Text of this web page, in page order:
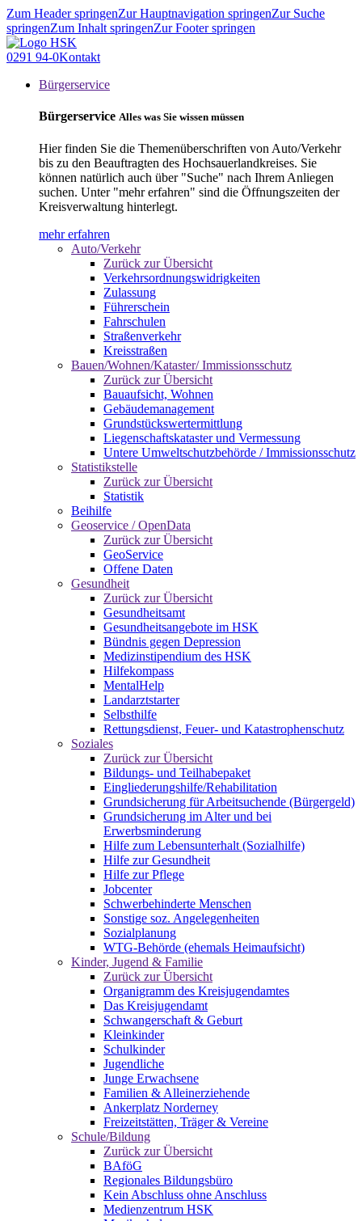
Zum Header springenZur Hauptnavigation springenZur Suche
springenZum Inhalt springenZur Footer springen
0291 94-0Kontakt
Bürgerservice
Bürgerservice Alles was Sie wissen müssen
Hier finden Sie die Themenüberschriften von Auto/Verkehr
bis zu den Beauftragten des Hochsauerlandkreises. Sie
können natürlich auch über "Suche" nach Ihrem Anliegen
suchen. Unter "mehr erfahren" sind die Öffnungszeiten der
Kreisverwaltung hinterlegt.
mehr erfahren
Auto/Verkehr
Zurück zur Übersicht
Verkehrsordnungswidrigkeiten
Zulassung
Führerschein
Fahrschulen
Straßenverkehr
Kreisstraßen
Bauen/Wohnen/Kataster/ Immissionsschutz
Zurück zur Übersicht
Bauaufsicht, Wohnen
Gebäudemanagement
Grundstückswertermittlung
Liegenschaftskataster und Vermessung
Untere Umweltschutzbehörde / Immissionsschutz
Statistikstelle
Zurück zur Übersicht
Statistik
Beihilfe
Geoservice / OpenData
Zurück zur Übersicht
GeoService
Offene Daten
Gesundheit
Zurück zur Übersicht
Gesundheitsamt
Gesundheitsangebote im HSK
Bündnis gegen Depression
Medizinstipendium des HSK
Hilfekompass
MentalHelp
Landarztstarter
Selbsthilfe
Rettungsdienst, Feuer- und Katastrophenschutz
Soziales
Zurück zur Übersicht
Bildungs- und Teilhabepaket
Eingliederungshilfe/Rehabilitation
Grundsicherung für Arbeitsuchende (Bürgergeld)
Grundsicherung im Alter und bei
Erwerbsminderung
Hilfe zum Lebensunterhalt (Sozialhilfe)
Hilfe zur Gesundheit
Hilfe zur Pflege
Jobcenter
Schwerbehinderte Menschen
Sonstige soz. Angelegenheiten
Sozialplanung
WTG-Behörde (ehemals Heimaufsicht)
Kinder, Jugend & Familie
Zurück zur Übersicht
Organigramm des Kreisjugendamtes
Das Kreisjugendamt
Schwangerschaft & Geburt
Kleinkinder
Schulkinder
Jugendliche
Junge Erwachsene
Familien & Alleinerziehende
Ankerplatz Norderney
Freizeitstätten, Träger & Vereine
Schule/Bildung
Zurück zur Übersicht
BAföG
Regionales Bildungsbüro
Kein Abschluss ohne Anschluss
Medienzentrum HSK